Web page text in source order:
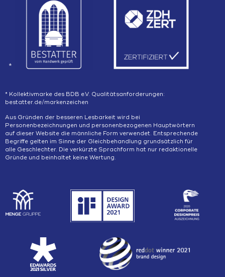
*
* Kollektivmarke des BDB e.V. Qualitätsanforderungen:
bestatter.de/markenzeichen
Aus Gründen der besseren Lesbarkeit wird bei
Personenbezeichnungen und personenbezogenen Hauptwörtern
auf dieser Website die männliche Form verwendet. Entsprechende
Begriffe gelten im Sinne der Gleichbehandlung grundsätzlich für
alle Geschlechter. Die verkürzte Sprachform hat nur redaktionelle
Gründe und beinhaltet keine Wertung.